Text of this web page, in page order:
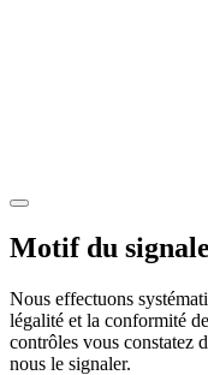
Motif du
Nous effectuons
légalité et la conformité
contrôles vous constatez
nous le signaler.